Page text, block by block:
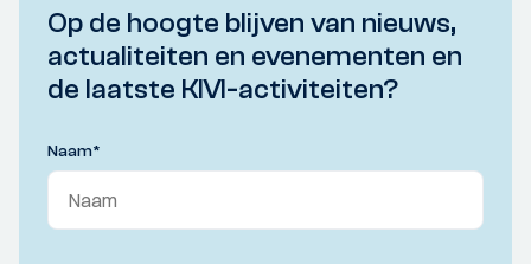
Op de hoogte blijven van nieuws,
actualiteiten en evenementen en
de laatste KIVI-activiteiten?
Naam*